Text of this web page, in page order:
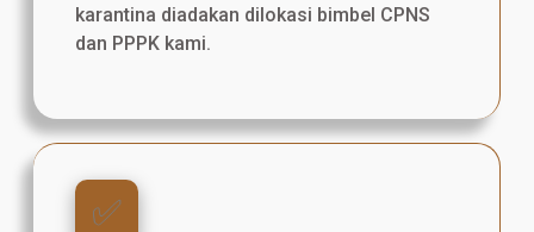
karantina diadakan dilokasi bimbel CPNS
dan PPPK kami.
✅️